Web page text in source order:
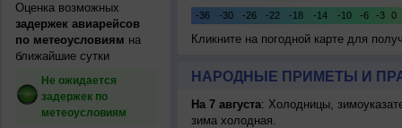
Оценка возможных
задержек авиарейсов
по метеоусловиям на
ближайшие сутки
Не ожидается
задержек по
метеоусловиям
Кликните на погодной карте для
НАРОДНЫЕ ПРИМЕТЫ И
На 7 августа: Холодницы,
зима холодная.